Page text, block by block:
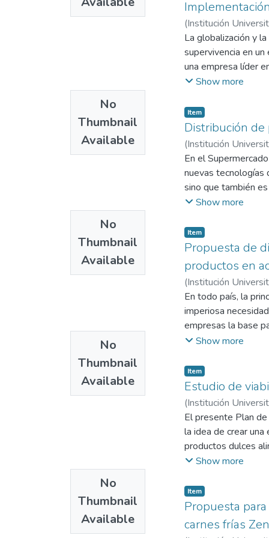
para una posible
investigación, el
día laboral
integrantes del
investigación y
utilizarse, solo da
actual.
No
Thumbnail
Available
(Institución
La globalización y
supervivencia en
una empresa líder
es necesario que
administrativa que
del pilar de TPM
orientadas a la pro
hace de los datos
procesamiento en
terminados y más.
análisis de
Show more
No
Thumbnail
Available
Item
Distribución
(Institución
Frank
En el
nuevas tecnologías
sino que también
reorganización
en un buen estado
seguridad es
que puedan correr
supermercado.
para el desarrollo
y flujo de
elaboración de
lo que traerá
dentro de su
Show more
No
Thumbnail
Available
Item
Propuesta de
productos en
(Institución
, Adriana Yaneth;
En todo país, la
imperiosa
empresas la base
en cuenta para
competitivas. El
incremento de
higiene y seguridad
describe el plan de
propondrán y la
Show more
No
Thumbnail
Available
Item
Estudio de
(Institución
Danilce;Gómez
El presente Plan
la idea de crear
productos dulces
no se ha creado
público exigente en
artificiales y con
jaleas y bocadillos
en la posibilidad de
Show more
Item
Propuesta
carnes frías